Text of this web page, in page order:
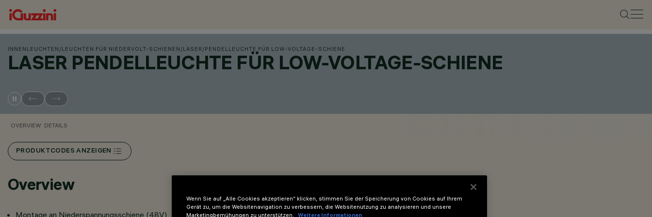
INNENLEUCHTEN /LEUCHTEN FÜR NIEDERVOLT-SCHIENEN /LASER /PENDELLEUCHTE FÜR LOW-VOLTAGE-SCHIENE
LASER PENDELLEUCHTE FÜR LOW-VOLTAGE-SCHIENE
OVERVIEW DETAILS
PRODUKTCODES ANZEIGEN
Overview
Montage an Niederspannungsschiene (48V)
Wenn Sie auf „Alle Cookies akzeptieren“ klicken, stimmen Sie der Speicherung von Cookies auf Ihrem
Gerät zu, um die Websitenavigation zu verbessern, die Websitenutzung zu analysieren und unsere
Marketingbemühungen zu unterstützen.
Weitere Informationen